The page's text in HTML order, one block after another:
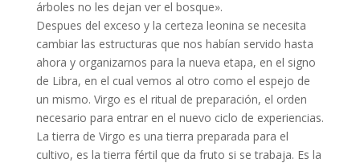
árboles no les dejan ver el bosque».
Despues del exceso y la certeza leonina se necesita
cambiar las estructuras que nos habían servido hasta
ahora y organizarnos para la nueva etapa, en el signo
de Libra, en el cual vemos al otro como el espejo de
un mismo. Virgo es el ritual de preparación, el orden
necesario para entrar en el nuevo ciclo de experiencias.
La tierra de Virgo es una tierra preparada para el
cultivo, es la tierra fértil que da fruto si se trabaja. Es la